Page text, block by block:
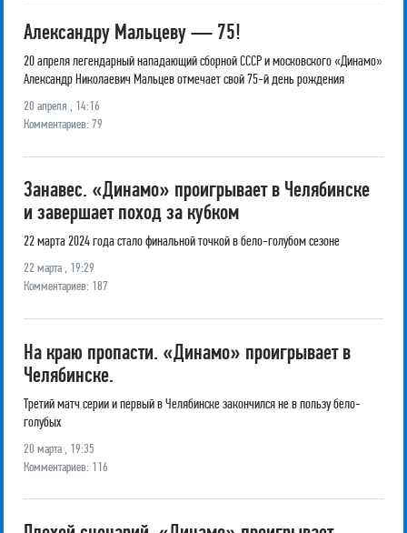
Александру Мальцеву — 75!
20 апреля легендарный нападающий сборной СССР и московского «Динамо»
Александр Николаевич Мальцев отмечает свой 75-й день рождения
20 апреля , 14:16
Комментариев: 79
Занавес. «Динамо» проигрывает в Челябинске
и завершает поход за кубком
22 марта 2024 года стало финальной точкой в бело-голубом сезоне
22 марта , 19:29
Комментариев: 187
На краю пропасти. «Динамо» проигрывает в
Челябинске.
Третий матч серии и первый в Челябинске закончился не в пользу бело-
голубых
20 марта , 19:35
Комментариев: 116